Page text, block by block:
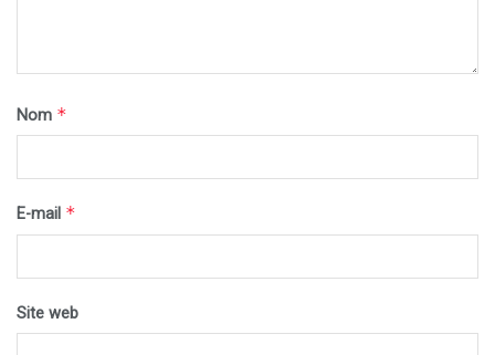
Nom *
E-mail *
Site web